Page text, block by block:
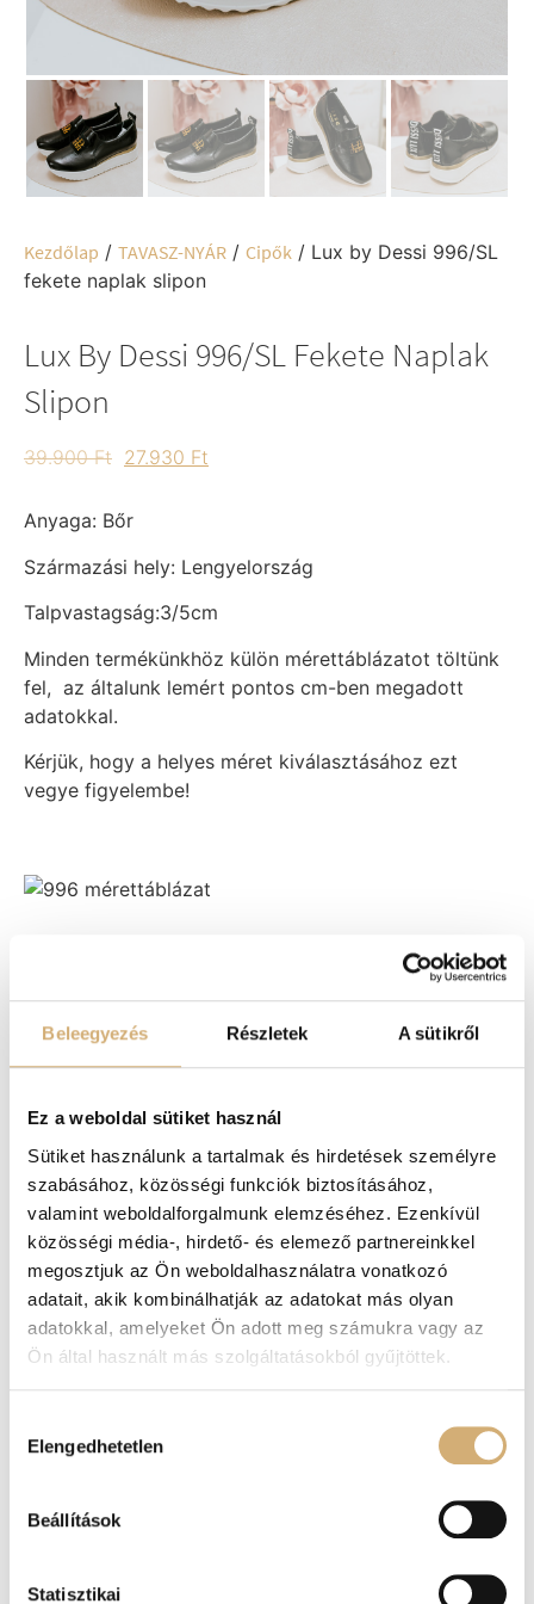
Beleegyezés Részletek A sütikről
Ez a weboldal sütiket használ
Sütiket használunk a tartalmak és hirdetések személyre
szabásához, közösségi funkciók biztosításához,
valamint weboldalforgalmunk elemzéséhez. Ezenkívül
közösségi média-, hirdető- és elemező partnereinkkel
megosztjuk az Ön weboldalhasználatra vonatkozó
adatait, akik kombinálhatják az adatokat más olyan
adatokkal, amelyeket Ön adott meg számukra vagy az
Ön által használt más szolgáltatásokból gyűjtöttek.
kiválasztása
Elengedhetetlen
Beállítások
Statisztikai
Kezdőlap / TAVASZ-NYÁR / Cipők / Lux by Dessi 996/SL
fekete naplak slipon
Lux By Dessi 996/SL Fekete Naplak
Slipon
39.900Ft 27.930 Ft
Anyaga: Bőr
Származási hely: Lengyelország
Talpvastagság:3/5cm
Minden termékünkhöz külön mérettáblázatot töltünk
fel, az általunk lemért pontos cm-ben megadott
adatokkal.
Kérjük, hogy a helyes méret kiválasztásához ezt
vegye figyelembe!
35 36 37 38 39 40 41
Kategóriák -30%,Basic,Cipők,Cipők,Cipők ,Claudio
Dessi Napok,ŐSZ-TÉL,Slipon, TAVASZ-NYÁR
Címke Lux by Dessi
Érdekelhetnek még